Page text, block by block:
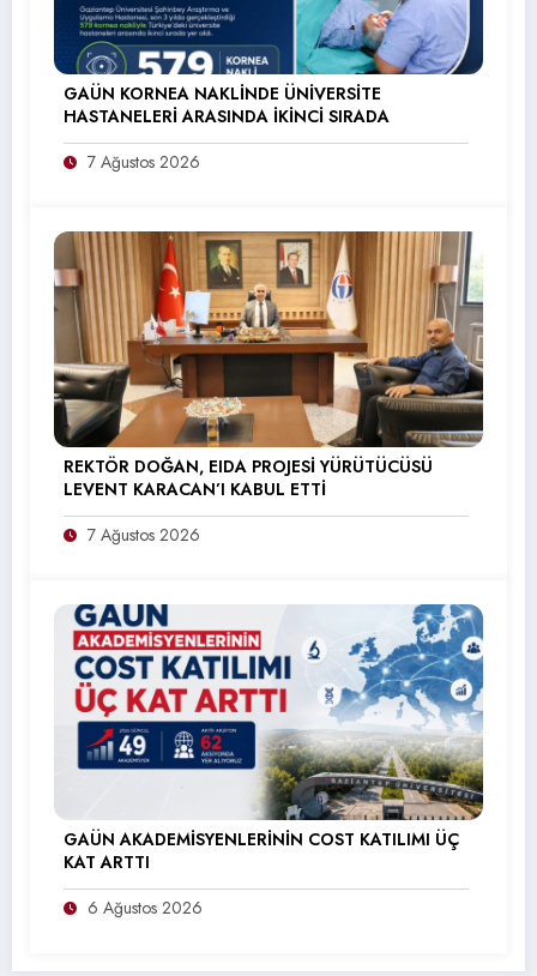
GAÜN KORNEA NAKLİNDE ÜNİVERSİTE
HASTANELERİ ARASINDA İKİNCİ SIRADA
7 Ağustos 2026
REKTÖR DOĞAN, EIDA PROJESİ YÜRÜTÜCÜSÜ
LEVENT KARACAN’I KABUL ETTİ
7 Ağustos 2026
GAÜN AKADEMİSYENLERİNİN COST KATILIMI ÜÇ
KAT ARTTI
6 Ağustos 2026